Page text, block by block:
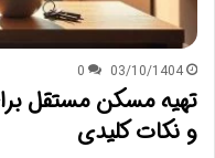
03/10/1404
0
تهیه مسکن مستقل
و نکات کلیدی